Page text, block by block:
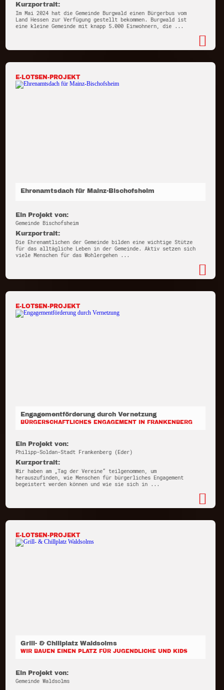
Kurzportrait:
Im Mai 2024 hat die Gemeinde Burgwald einen Bürgerbus vom
Land Hessen zur Verfügung gestellt bekommen. Burgwald ist
eine kleine Gemeinde mit knapp 5.000 Einwohnern, die ...
E-LOTSEN-PROJEKT
Ehrenamtsdach für Mainz-Bischofsheim
Ein Projekt von:
Gemeinde Bischofsheim
Kurzportrait:
Die Ehrenamtlichen der Gemeinde bilden eine wichtige Stütze
für das alltägliche Leben in der Gemeinde. Aktiv setzen sich
viele Menschen für das Wohlergehen ...
E-LOTSEN-PROJEKT
Engagementförderung durch Vernetzung
BÜRGERSCHAFTLICHES ENGAGEMENT IN FRANKENBERG
Ein Projekt von:
Philipp-Soldan-Stadt Frankenberg (Eder)
Kurzportrait:
Wir haben am „Tag der Vereine“ teilgenommen, um
herauszufinden, wie Menschen für bürgerliches Engagement
begeistert werden können und wie sie sich in ...
E-LOTSEN-PROJEKT
Grill- & Chillplatz Waldsolms
WIR BAUEN EINEN PLATZ FÜR JUGENDLICHE UND KIDS
Ein Projekt von:
Gemeinde Waldsolms